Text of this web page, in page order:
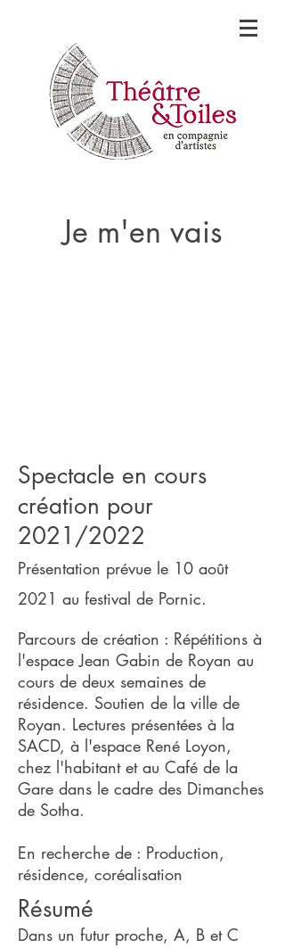
Je m'en vais
Spectacle en cours
création pour
2021/2022
Présentation prévue le 10 août
2021 au festival de Pornic.
Parcours de création : Répétitions à
l'espace Jean Gabin de Royan au
cours de deux semaines de
résidence. Soutien de la ville de
Royan. Lectures présentées à la
SACD, à l'espace René Loyon,
chez l'habitant et au Café de la
Gare dans le cadre des Dimanches
de Sotha.
En recherche de : Production,
résidence, coréalisation
Résumé
Dans un futur proche, A, B et C